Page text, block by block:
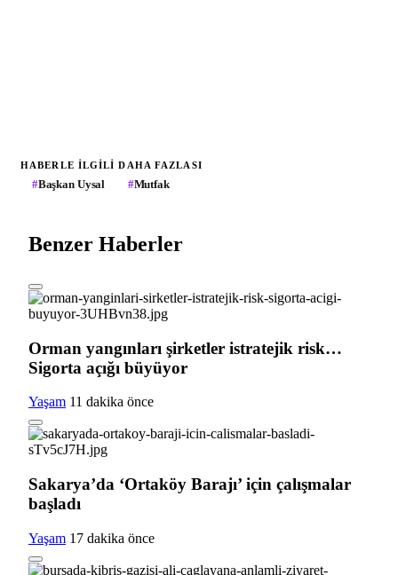
HABERLE ILGILI DAHA FAZLASI
#Başkan Uysal #Mutfak
Benzer Haberler
Orman yangınları şirketler istratejik risk…
Sigorta açığı büyüyor
Yaşam 11 dakika önce
Sakarya’da ‘Ortaköy Barajı’ için çalışmalar
başladı
Yaşam 17 dakika önce